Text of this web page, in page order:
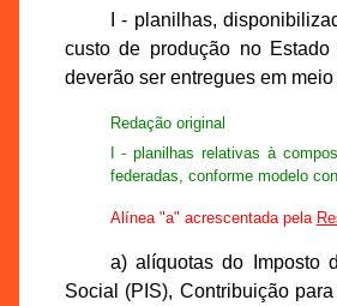
I - planilhas,
custo de produção no
deverão ser entregues em
Redação original
I - planilhas relativas à
federadas, conforme modelo
Alínea "a" acrescentada pela
a) alíquotas do Imposto
Social (PIS), Contribuição